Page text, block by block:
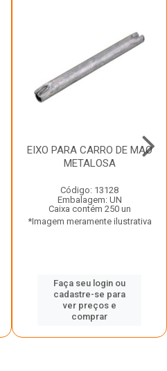
EIXO PARA CARRO DE MAO
METALOSA
Código: 13128
Embalagem: UN
Caixa contém 250 un
*Imagem meramente ilustrativa
Faça seu login ou
cadastre-se para
ver preços e
comprar